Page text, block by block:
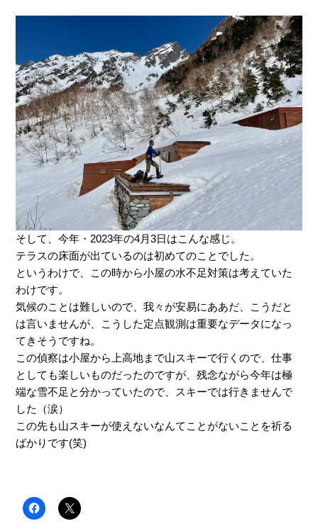
そして、今年・2023年の4月3日はこんな感じ。
テラスの床面が出ているのは初めてのことでした。
というわけで、この時から小屋の水不足対策は考えていた
わけです。
気候のことは難しいので、我々が安易にああだ、こうだと
は言いませんが、こうした定点観測は重要なデータになっ
てきそうですね。
この偵察は小屋から上高地まで山スキーで行くので、仕事
としても楽しいものだったのですが、残念ながら今年は極
端な雪不足と分かっていたので、スキーでは行きませんで
した（涙）
この先も山スキーが使えないなんてことがないことを祈る
ばかりです(笑)